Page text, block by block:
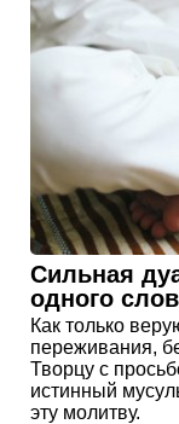
Сильная
одного
Как только
переживания,
Творцу с
истинный
эту молитву.